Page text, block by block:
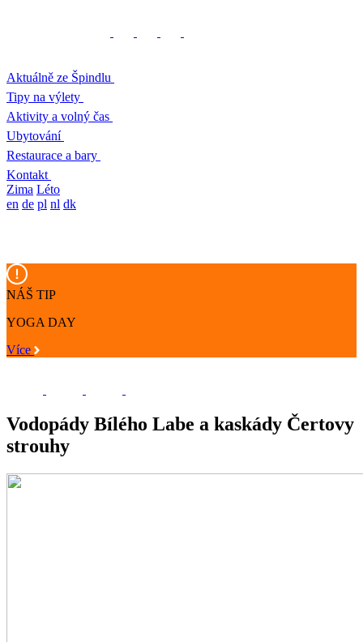
Aktuálně ze Špindlu
Tipy na výlety
Aktivity a volný čas
Ubytování
Restaurace a bary
Kontakt
Zima Léto
en de pl nl dk
NÁŠ TIP
YOGA DAY
Více
Vodopády Bílého Labe a kaskády Čertovy
strouhy